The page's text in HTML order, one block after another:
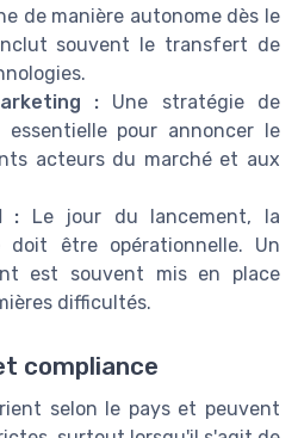
de manière autonome dès le
souvent le transfert de
: Une stratégie de
essentielle pour annoncer le
acteurs du marché et aux
: Le jour du lancement, la
doit être opérationnelle. Un
est souvent mis en place
difficultés.
compliance
selon le pays et peuvent